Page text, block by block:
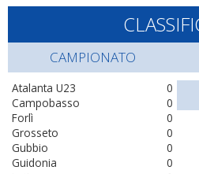
CAMPIONATO
0
Atalanta U23
0
Campobasso
0
Forlì
0
Grosseto
0
Gubbio
0
Guidonia